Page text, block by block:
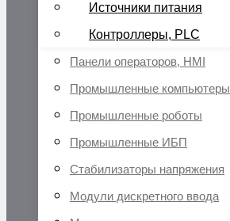
Источники питания
Контроллеры, PLC
Панели операторов, HMI
Промышленные компьютеры
Промышленные роботы
Промышленные ИБП
Стабилизаторы напряжения
Модули дискретного ввода